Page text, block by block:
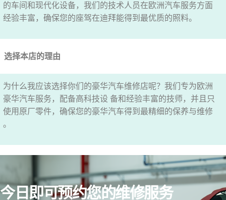
的车间和现代化设备，我们的技术人员在欧洲汽车服务方面
经验丰富，确保您的座驾在迪拜能得到最优质的照料。
选择本店的理由
为什么我应该选择你们的豪华汽车维修店呢？我们专为欧洲
豪华汽车服务，配备高科技设 备和经验丰富的技师，并且只
使用原厂零件，确保您的豪华汽车得到最精细的保养与维修
。
今日即可预约您的维修服务